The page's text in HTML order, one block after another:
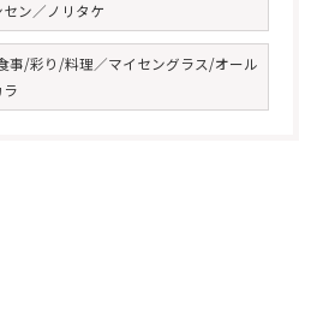
セン／ノリタケ
事/彩り/料理／マイセングラス/オール
ラ